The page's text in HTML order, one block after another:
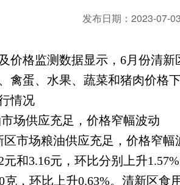
发布日期：2023-07-
格监测数据显示，6月份清新
禽蛋、水果、蔬菜和猪肉价格
情况
供应充足，价格窄幅波动
场粮油供应充足，价格窄幅
元和3.16元，环比分别上升
克，环比上升0.63%。清新区